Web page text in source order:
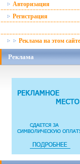
Авторизация
Регистрация
Реклама на этом сайте
Реклама